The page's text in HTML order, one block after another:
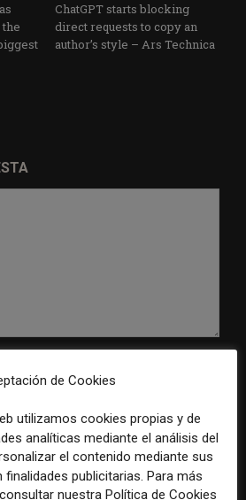
ChatGPT starts blocking
direct requests to copy an
author’s style – Ars Technica
de Cookies
utilizamos cookies propias y de
analíticas mediante el análisis del
el contenido mediante sus
publicitarias. Para más
nuestra Política de Cookies